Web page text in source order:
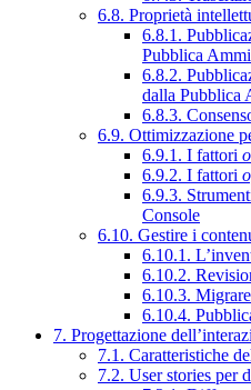
6.8. Proprietà
6.8.1.
Pubblica
6.8.2.
dalla Pubblica
6.8.3.
6.9. Ottimizzazione
6.9.1. I fattori
6.9.2. I fattori
6.9.3.
Console
6.10. Gestire i
6.10.1.
6.10.2.
6.10.3.
6.10.4.
7. Progettazione
7.1. Caratteristiche
7.2. User stories per